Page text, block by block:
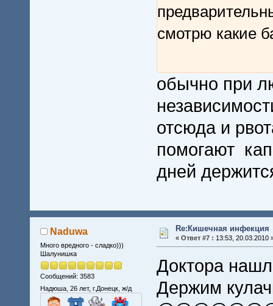
смотрю какие
обычно при
отсюда и
помогают
дней
Naduwa
Много вредного - сладко)))
Шалунишка
Сообщений: 3583
Надюша, 26 лет, г.Донецк, ж/д
Re:Кишечная инфекция
« Ответ #7 : 13:53, 20.03.2010
Доктора
Держим